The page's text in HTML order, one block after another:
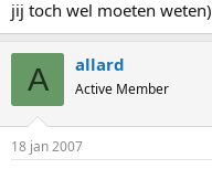
jij toch wel moeten weten)
A allard
Active Member
18 jan 2007